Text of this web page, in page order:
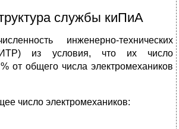
службы киПиА
инженерно-технических
из условия, что их число
от общего числа электромехаников
число электромехаников: